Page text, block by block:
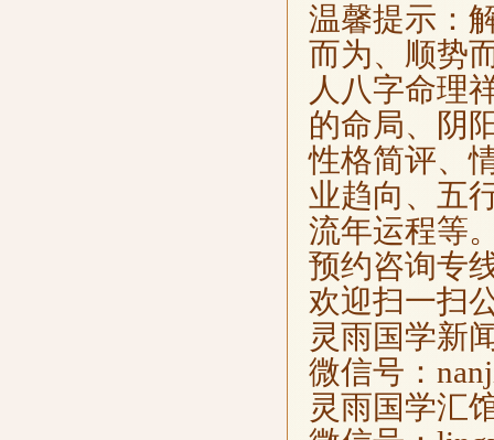
温馨提示：
而为、顺势
人八字命理
的命局、阴
性格简评、
业趋向、五
流年运程等
预约咨询专
欢迎扫一扫
灵雨国学新
微信号：
灵雨国学汇